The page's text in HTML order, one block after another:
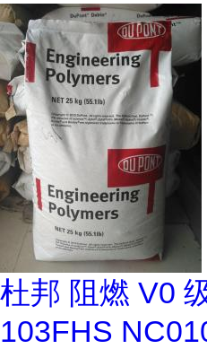
杜邦 阻燃 V0
103FHS